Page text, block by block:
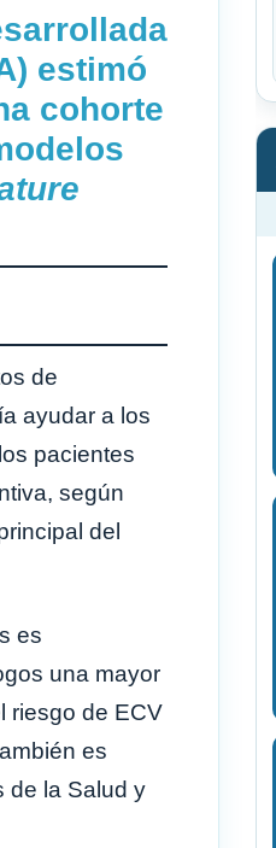
estimó
cohorte
de
ayudar a los
pacientes
según
del
es
una mayor
riesgo de ECV
es
de la Salud y